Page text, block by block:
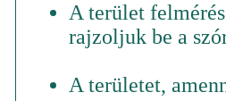
A terület
rajzoljuk be a
A területet,